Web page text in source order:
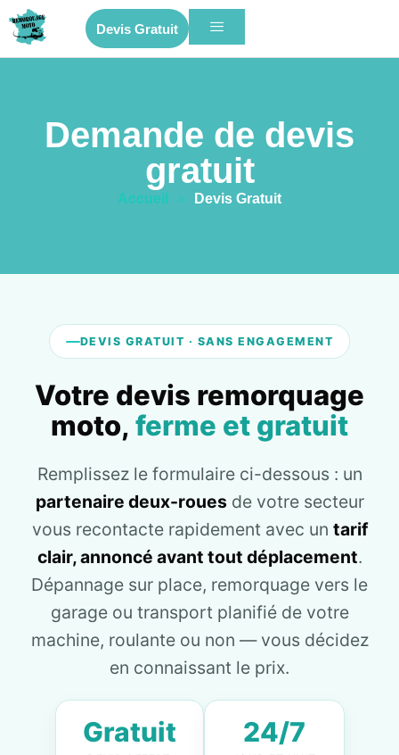
Devis Gratuit
Demande de devis
gratuit
Accueil » Devis Gratuit
DEVIS GRATUIT · SANS ENGAGEMENT
Votre devis remorquage
moto, ferme et gratuit
Remplissez le formulaire ci-dessous : un
partenaire deux-rouesde votre secteur
vous recontacte rapidement avec un tarif
clair, annoncé avant tout déplacement.
Dépannage sur place, remorquage vers le
garage ou transport planifié de votre
machine, roulante ou non — vous décidez
en connaissant le prix.
Gratuit 24/7